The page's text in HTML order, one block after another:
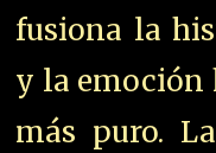
fusiona la
y la emoción
más puro.